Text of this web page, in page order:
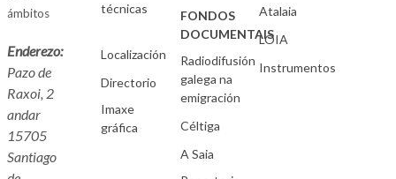
ámbitos
Enderezo:
Pazo de
Raxoi, 2
andar
15705
Santiago
técnicas
Localización
Directorio
Imaxe
gráfica
FONDOS
DOCUMENTAIS
Radiodifusión
galega na
emigración
Céltiga
A Saia
Atalaia
LOIA
Instrumentos